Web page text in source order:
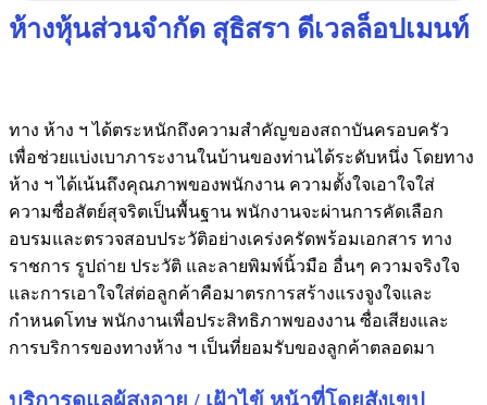
ห้างหุ้นส่วนจำกัด สุธิสรา ดีเวลล็อปเมนท์
ทาง ห้าง ฯ ได้ตระหนักถึงความสำคัญของสถาบันครอบครัว
เพื่อช่วยแบ่งเบาภาระงานในบ้านของท่านได้ระดับหนึ่ง โดยทาง
ห้าง ฯ ได้เน้นถึงคุณภาพของพนักงาน ความตั้งใจเอาใจใส่
ความซื่อสัตย์สุจริตเป็นพื้นฐาน พนักงานจะผ่านการคัดเลือก
อบรมและตรวจสอบประวัติอย่างเคร่งครัดพร้อมเอกสาร ทาง
ราชการ รูปถ่าย ประวัติ และลายพิมพ์นิ้วมือ อื่นๆ ความจริงใจ
และการเอาใจใส่ต่อลูกค้าคือมาตรการสร้างแรงจูงใจและ
กำหนดโทษ พนักงานเพื่อประสิทธิภาพของงาน ซื่อเสียงและ
การบริการของทางห้าง ฯ เป็นที่ยอมรับของลูกค้าตลอดมา